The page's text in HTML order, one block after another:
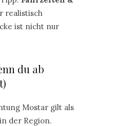
realistisch
ist nicht nur
du ab
Mostar gilt als
der Region.